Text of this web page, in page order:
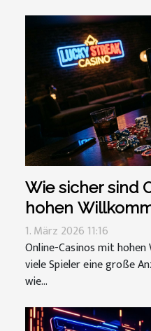
Wie sicher sind
hohen
1. März 2026 11:16
Online-Casinos mit
viele Spieler eine große
wie...